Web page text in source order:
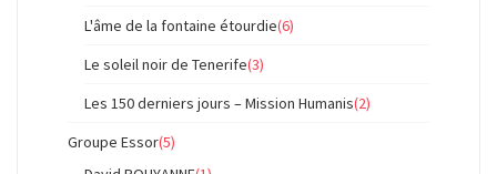
L'âme de la fontaine étourdie(6)
Le soleil noir de Tenerife(3)
Les 150 derniers jours – Mission Humanis(2)
Groupe Essor(5)